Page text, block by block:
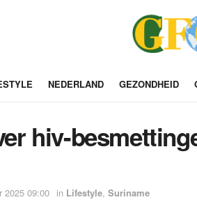
NEDERLAND GEZONDHEID
hiv-
2025 09:00 in Lifestyle, Suriname